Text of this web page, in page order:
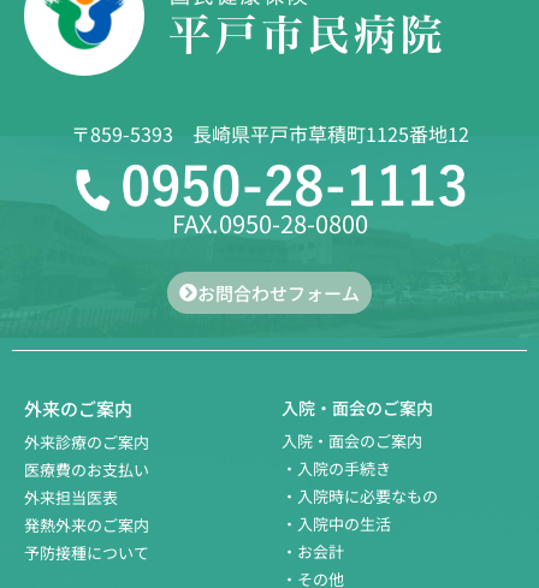
〒859-5393 長崎県平戸市草積町1125番地12
FAX.0950-28-0800
お問合わせフォーム
外来のご案内
外来診療のご案内
医療費のお支払い
外来担当医表
発熱外来のご案内
予防接種について
入院・面会のご案内
入院・面会のご案内
・入院の手続き
・入院時に必要なもの
・入院中の生活
・お会計
・その他